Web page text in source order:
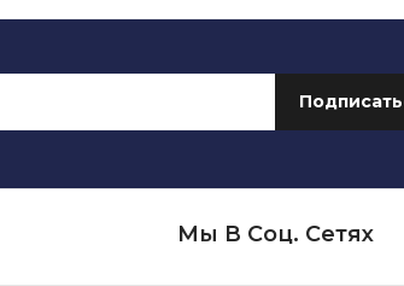
Мы В Соц. Сетях